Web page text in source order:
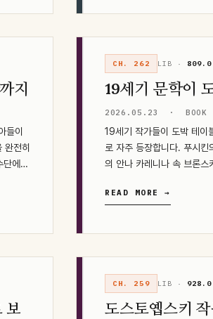
지
들이
완전히
단에…
CH. 262 LIB · 809.0
19세기 문학이
2026.05.23 · BOOK
19세기 작가들이 도박 테이
로 자주 등장합니다. 푸시
의 안나 카레니나 속 브론
READ MORE →
보
CH. 259 LIB · 928.0
도스토옙스키